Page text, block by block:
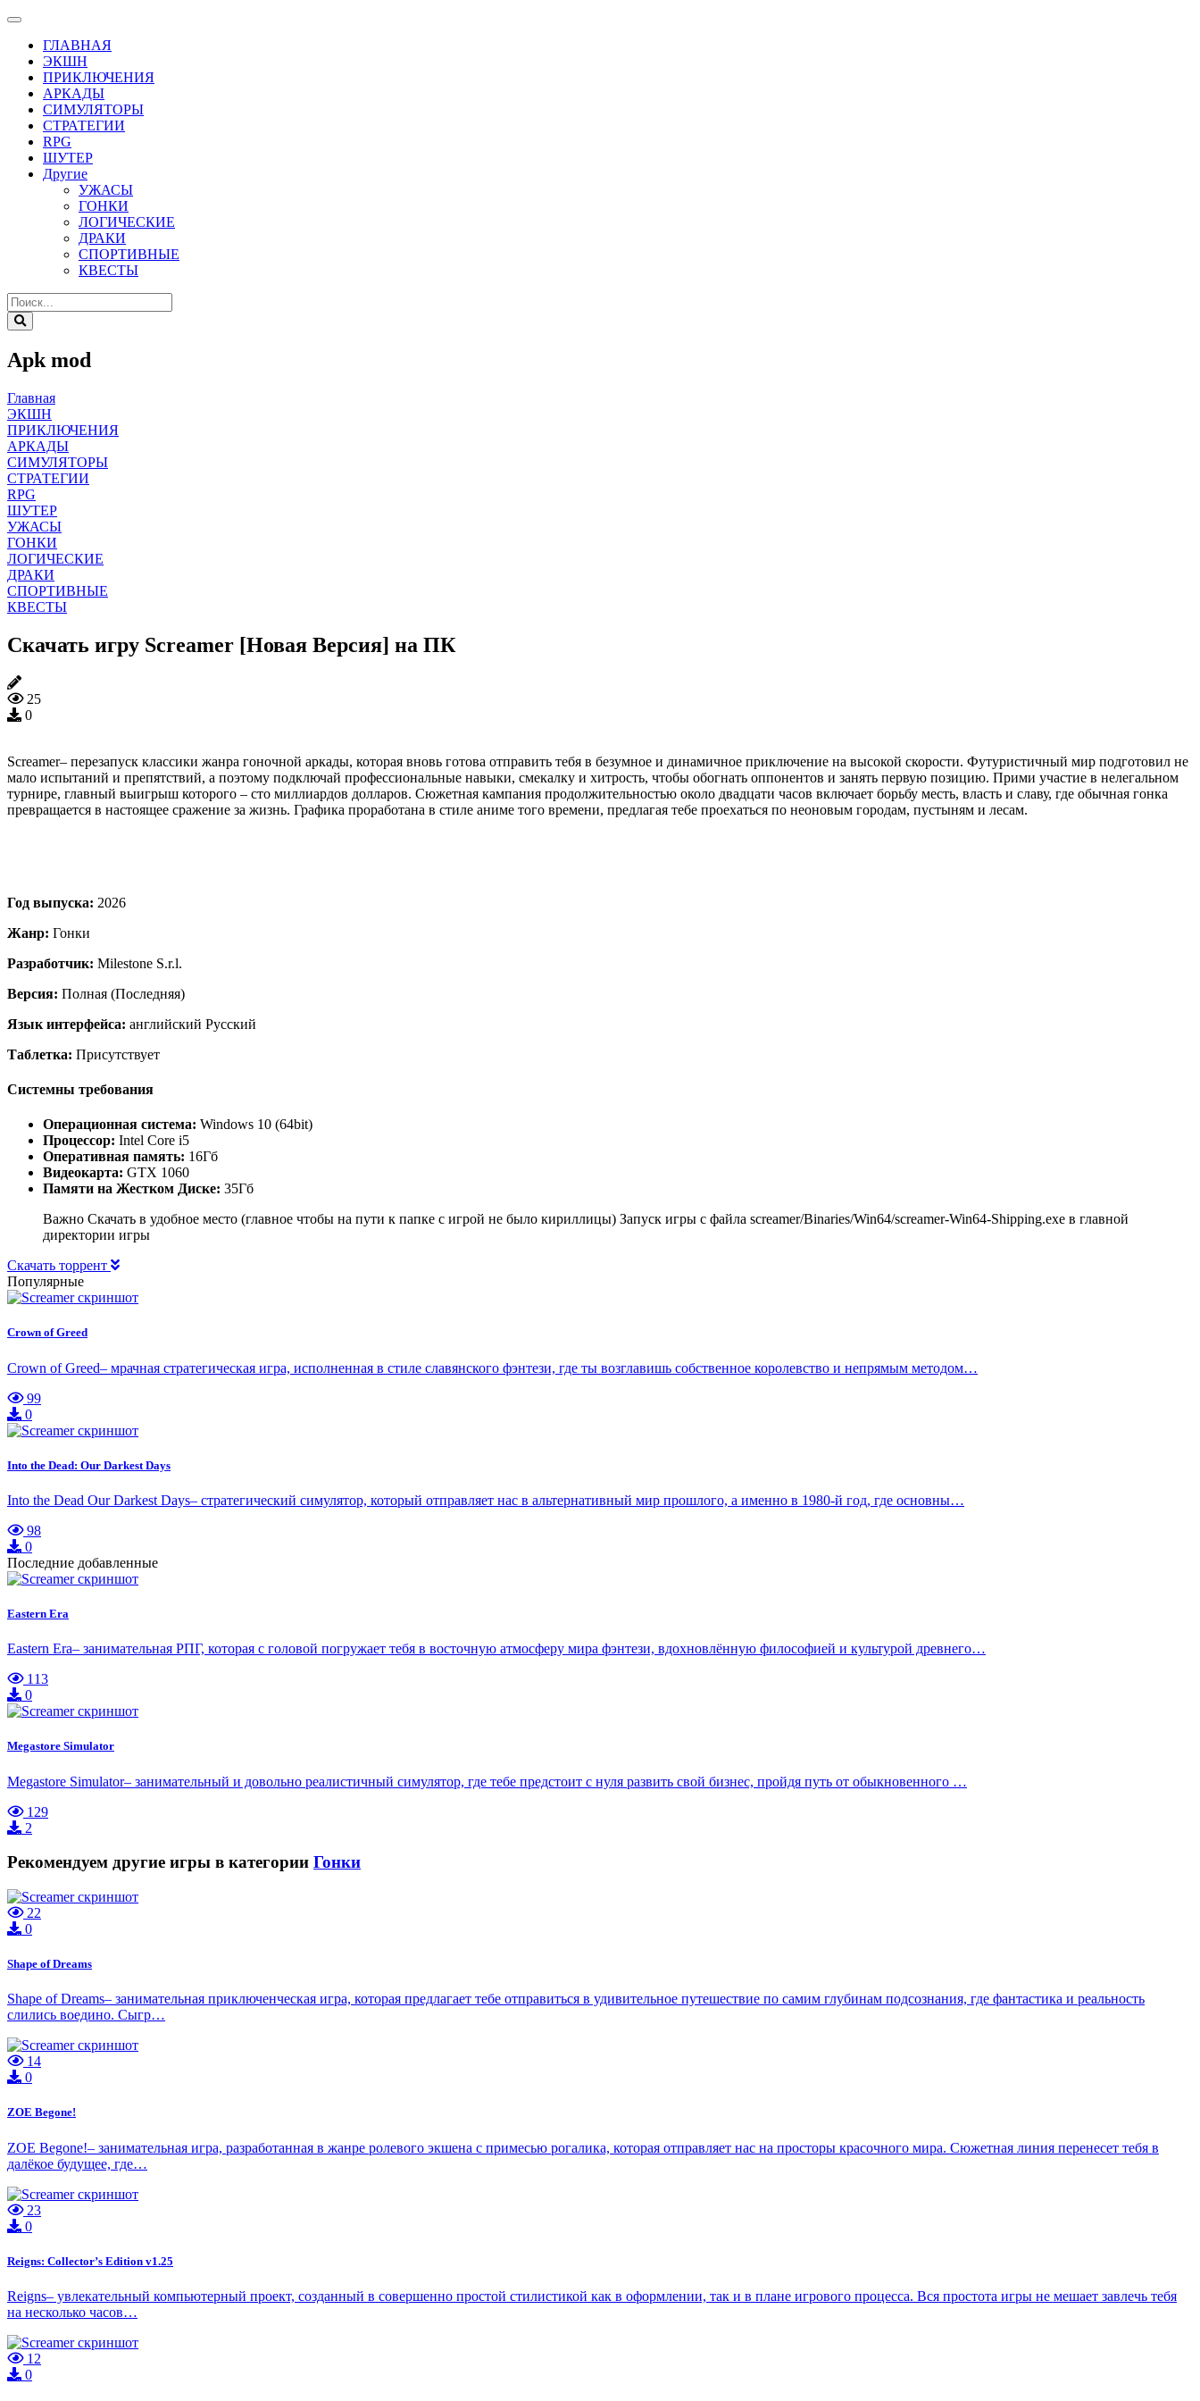
ГЛАВНАЯ
ЭКШН
ПРИКЛЮЧЕНИЯ
АРКАДЫ
СИМУЛЯТОРЫ
СТРАТЕГИИ
RPG
ШУТЕР
Другие
УЖАСЫ
ГОНКИ
ЛОГИЧЕСКИЕ
ДРАКИ
СПОРТИВНЫЕ
КВЕСТЫ
Apk mod
Главная
ЭКШН
ПРИКЛЮЧЕНИЯ
АРКАДЫ
СИМУЛЯТОРЫ
СТРАТЕГИИ
RPG
ШУТЕР
УЖАСЫ
ГОНКИ
ЛОГИЧЕСКИЕ
ДРАКИ
СПОРТИВНЫЕ
КВЕСТЫ
Скачать игру Screamer [Новая Версия] на ПК
25
0
Screamer– перезапуск классики жанра гоночной аркады, которая вновь готова отправить тебя в безумное и динамичное приключение на высокой скорости. Футуристичный мир подготовил не
мало испытаний и препятствий, а поэтому подключай профессиональные навыки, смекалку и хитрость, чтобы обогнать оппонентов и занять первую позицию. Прими участие в нелегальном
турнире, главный выигрыш которого – сто миллиардов долларов. Сюжетная кампания продолжительностью около двадцати часов включает борьбу месть, власть и славу, где обычная гонка
превращается в настоящее сражение за жизнь. Графика проработана в стиле аниме того времени, предлагая тебе проехаться по неоновым городам, пустыням и лесам.
Год выпуска: 2026
Жанр: Гонки
Разработчик: Milestone S.r.l.
Версия: Полная (Последняя)
Язык интерфейса: английский Русский
Таблетка: Присутствует
Системны требования
Операционная система: Windows 10 (64bit)
Процессор: Intel Core i5
Оперативная память: 16Гб
Видеокарта: GTX 1060
Памяти на Жестком Диске: 35Гб
Важно Скачать в удобное место (главное чтобы на пути к папке с игрой не было кириллицы) Запуск игры с файла screamer/Binaries/Win64/screamer-Win64-Shipping.exe в главной
директории игры
Скачать торрент
Популярные
Crown of Greed
Crown of Greed– мрачная стратегическая игра, исполненная в стиле славянского фэнтези, где ты возглавишь собственное королевство и непрямым методом…
99
0
Into the Dead: Our Darkest Days
Into the Dead Our Darkest Days– стратегический симулятор, который отправляет нас в альтернативный мир прошлого, а именно в 1980-й год, где основны…
98
0
Последние добавленные
Eastern Era
Eastern Era– занимательная РПГ, которая с головой погружает тебя в восточную атмосферу мира фэнтези, вдохновлённую философией и культурой древнего…
113
0
Megastore Simulator
Megastore Simulator– занимательный и довольно реалистичный симулятор, где тебе предстоит с нуля развить свой бизнес, пройдя путь от обыкновенного …
129
2
Рекомендуем другие игры в категории Гонки
22
0
Shape of Dreams
Shape of Dreams– занимательная приключенческая игра, которая предлагает тебе отправиться в удивительное путешествие по самим глубинам подсознания, где фантастика и реальность
слились воедино. Сыгр…
14
0
ZOE Begone!
ZOE Begone!– занимательная игра, разработанная в жанре ролевого экшена с примесью рогалика, которая отправляет нас на просторы красочного мира. Сюжетная линия перенесет тебя в
далёкое будущее, где…
23
0
Reigns: Collector’s Edition v1.25
Reigns– увлекательный компьютерный проект, созданный в совершенно простой стилистикой как в оформлении, так и в плане игрового процесса. Вся простота игры не мешает завлечь тебя
на несколько часов…
12
0